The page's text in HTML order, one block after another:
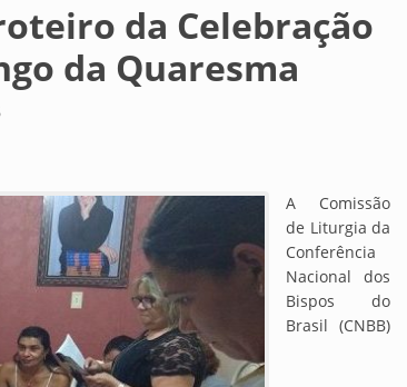
da Celebração
da Quaresma
A Comissão
de Liturgia da
Conferência
Nacional dos
Bispos do
Brasil (CNBB)